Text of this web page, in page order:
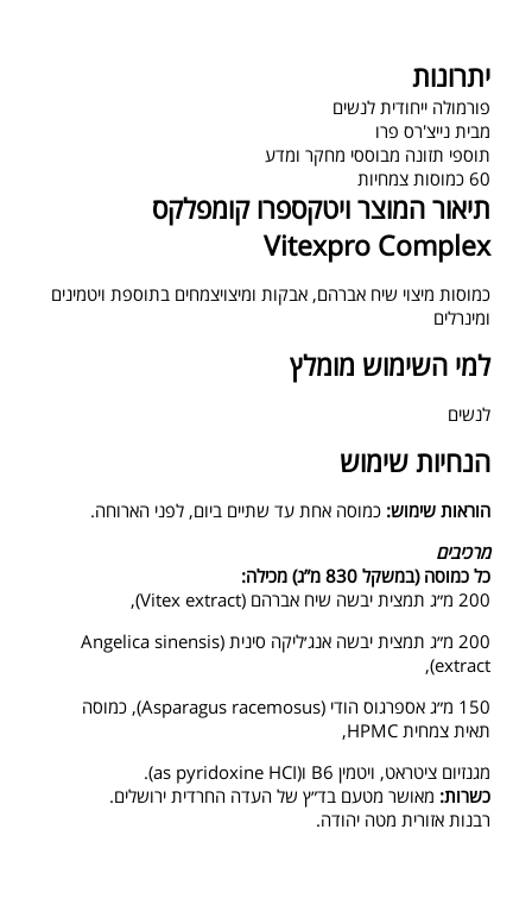
יתרונות
פורמולה ייחודית לנשים
מבית נייצ'רס פרו
תוספי תזונה מבוססי מחקר ומדע
60 כמוסות צמחיות
תיאור המוצר ויטקספרו קומפלקס
Vitexpro Complex
כמוסות מיצוי שיח אברהם, אבקות ומיצויצמחים בתוספת ויטמינים
ומינרלים
למי השימוש מומלץ
לנשים
הנחיות שימוש
הוראות שימוש: כמוסה אחת עד שתיים ביום, לפני הארוחה.
מרכיבים
כל כמוסה (במשקל 830 מ”ג) מכילה:
200 מ״ג תמצית יבשה שיח אברהם (Vitex extract),
200 מ״ג תמצית יבשה אנג׳ליקה סינית (Angelica sinensis
extract),
150 מ״ג אספרגוס הודי (Asparagus racemosus), כמוסה
תאית צמחית HPMC,
מגנזיום ציטראט, ויטמין B6 ו(as pyridoxine HCI).
כשרות: מאושר מטעם בד״ץ של העדה החרדית ירושלים.
רבנות אזורית מטה יהודה.